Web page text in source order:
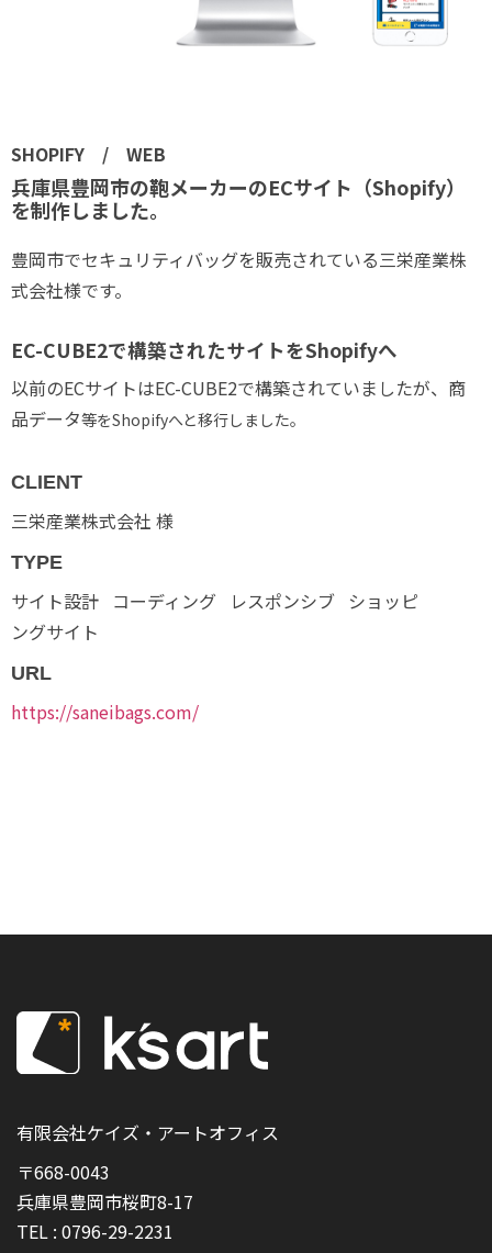
SHOPIFY / WEB
兵庫県豊岡市の鞄メーカーのECサイト（Shopify）
を制作しました。
豊岡市でセキュリティバッグを販売されている三栄産業株
式会社様です。
EC-CUBE2で構築されたサイトをShopifyへ
以前のECサイトはEC-CUBE2で構築されていましたが、商
品データ等をShopifyへと移行しました。
CLIENT
三栄産業株式会社 様
TYPE
サイト設計 コーディング レスポンシブ ショッピ
ングサイト
URL
https://saneibags.com/
有限会社ケイズ・アートオフィス
〒668-0043
兵庫県豊岡市桜町8-17
TEL : 0796-29-2231